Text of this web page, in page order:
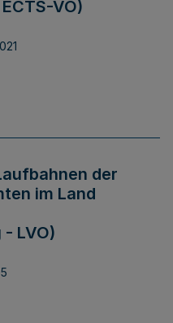
VO)
der
im Land
LVO)